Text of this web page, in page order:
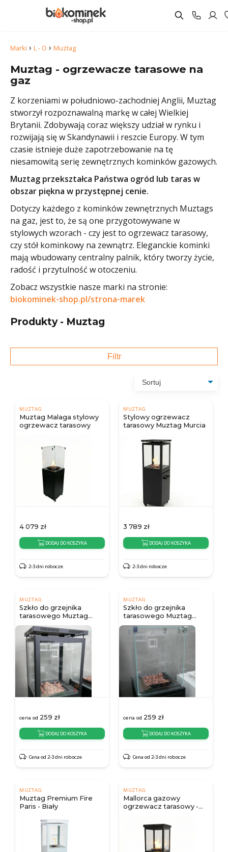
Marki › L - O › Muztag
Muztag - ogrzewacze tarasowe na
gaz
Z korzeniami w południowo-zachodniej Anglii, Muztag
stworzył rozpoznawalną markę w całej Wielkiej
Brytanii. Zdobywają coraz większy udział w rynku i
rozwijają się w Skandynawii i reszcie Europy. W tym
czasie istnieje duże zapotrzebowanie na tę
niesamowitą serię zewnętrznych kominków gazowych.
Muztag przekształca Państwa ogród lub taras w
obszar piękna w przystępnej cenie.
Dotyczy każdego z kominków zewnętrznych Muztags
na gaz, jest to, że są one przygotowywane w
stylowych wzorach - czy jest to ogrzewacz tarasowy,
czy stół kominkowy na zewnątrz. Eleganckie kominki
mają wbudowany centralny palnik, który tworzy życie,
radość i przytulność w otoczeniu.
Zobacz wszystkie nasze marki na stronie:
biokominek-shop.pl/strona-marek
Produkty - Muztag
Filtr
MUZTAG
Muztag Malaga stylowy
ogrzewacz tarasowy
4 079 zł
DODAJ DO KOSZYKA
2-3 dni robocze
MUZTAG
Stylowy ogrzewacz
tarasowy Muztag Murcia
3 789 zł
DODAJ DO KOSZYKA
2-3 dni robocze
MUZTAG
Szkło do grzejnika
tarasowego Muztag
Murcia
cena od 259 zł
DODAJ DO KOSZYKA
Cena od 2-3 dni robocze
MUZTAG
Szkło do grzejnika
tarasowego Muztag
Malaga
cena od 259 zł
DODAJ DO KOSZYKA
Cena od 2-3 dni robocze
MUZTAG
Muztag Premium Fire
Paris - Biały
MUZTAG
Mallorca gazowy
ogrzewacz tarasowy -